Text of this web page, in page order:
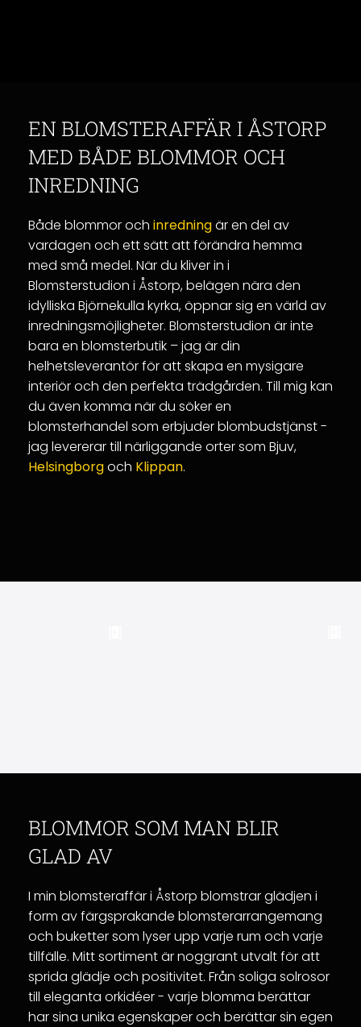
EN BLOMSTERAFFÄR I ÅSTORP
MED BÅDE BLOMMOR OCH
INREDNING
Både blommor och inredningär en del av
vardagen och ett sätt att förändra hemma
med små medel. När du kliver in i
Blomsterstudion i Åstorp, belägen nära den
idylliska Björnekulla kyrka, öppnar sig en värld av
inredningsmöjligheter. Blomsterstudion är inte
bara en blomsterbutik – jag är din
helhetsleverantör för att skapa en mysigare
interiör och den perfekta trädgården. Till mig kan
du även komma när du söker en
blomsterhandel som erbjuder blombudstjänst -
jag levererar till närliggande orter som Bjuv,
Helsingborgoch Klippan.
BLOMMOR SOM MAN BLIR
GLAD AV
I min blomsteraffär i Åstorp blomstrar glädjen i
form av färgsprakande blomsterarrangemang
och buketter som lyser upp varje rum och varje
tillfälle. Mitt sortiment är noggrant utvalt för att
sprida glädje och positivitet. Från soliga solrosor
till eleganta orkidéer - varje blomma berättar
har sina unika egenskaper och berättar sin egen